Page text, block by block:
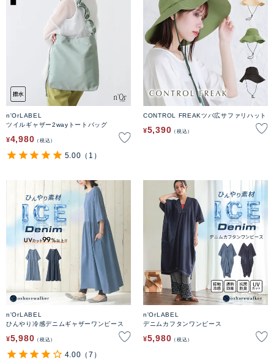
n'OrLABEL
ツイルギャザー2wayトートバッグ
¥4,980 税込
5.00 （1）
CONTROL FREAKツバ広サファリハット
¥5,390 税込
n'OrLABEL
ひんやり冷感デニムギャザーワンピース
¥5,980 税込
4.00 （7）
n'OrLABEL
デニムカフタンワンピース
¥5,980 税込